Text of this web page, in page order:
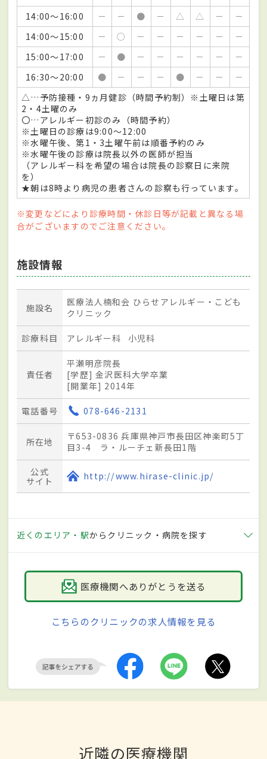
14:00～16:00
－ － ● － △ △ －
－
14:00～15:00
－ ○ － － － － －
－
15:00～17:00
－ ● － － － － －
－
16:30～20:00
● － － － ● － －
－
△…予防接種・9ヵ月健診（時間予約制）※土曜日は第
2・4土曜のみ
〇…アレルギー初診のみ（時間予約）
※土曜日の診療は9:00～12:00
※水曜午後、第1・3土曜午前は順番予約のみ
※水曜午後の診療は院長以外の医師が担当
（アレルギー科を希望の場合は院長の診察日に来院
を）
★朝は8時より病児の患者さんの診察も行っています。
※変更などにより診療時間・休診日等が記載と異なる場
合がございますのでご注意ください。
施設情報
施設名
医療法人楠和会 ひらせアレルギー・こども
クリニック
診療科目 アレルギー科 小児科
責任者
平瀬明彦院長
[学歴] 金沢医科大学卒業
[開業年] 2014年
電話番号 078-646-2131
所在地
〒653-0836 兵庫県神戸市長田区神楽町5丁
目3-4 ラ・ルーチェ新長田1階
公式
サイト
http://www.hirase-clinic.jp/
近くのエリア・駅からクリニック・病院を探す
医療機関へありがとうを送る
こちらのクリニックの求人情報を見る
近隣の医療機関